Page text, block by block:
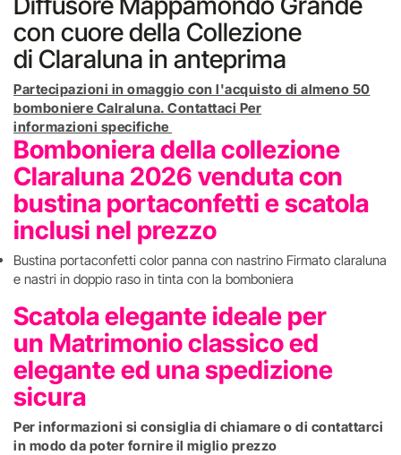
con cuore della Collezione
di Claraluna in anteprima
Partecipazioni in omaggio con l'acquisto di almeno 50
bomboniere Calraluna. Contattaci Per
informazioni specifiche
Bomboniera della collezione
Claraluna 2026 venduta con
bustina portaconfetti e scatola
inclusi nel prezzo
Bustina portaconfetti color panna con nastrino Firmato claraluna
e nastri in doppio raso in tinta con la bomboniera
Scatola elegante ideale per
un Matrimonio classico ed
elegante ed una spedizione
sicura
Per informazioni si consiglia di chiamare o di contattarci
in modo da poter fornire il miglio prezzo